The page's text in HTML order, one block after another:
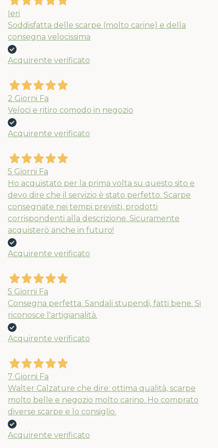
Ieri
Soddisfatta delle scarpe (molto carine) e della
consegna velocissima
Acquirente verificato
2 Giorni Fa
Veloci e ritiro comodo in negozio
Acquirente verificato
5 Giorni Fa
Ho acquistato per la prima volta su questo sito e
devo dire che il servizio è stato perfetto. Scarpe
consegnate nei tempi previsti, prodotti
corrispondenti alla descrizione. Sicuramente
acquisterò anche in futuro!
Acquirente verificato
5 Giorni Fa
Consegna perfetta. Sandali stupendi, fatti bene. Si
riconosce l'artigianalità.
Acquirente verificato
7 Giorni Fa
Walter Calzature che dire: ottima qualità, scarpe
molto belle e negozio molto carino. Ho comprato
diverse scarpe e lo consiglio.
Acquirente verificato